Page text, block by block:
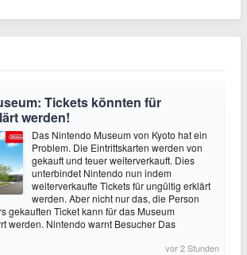
Tickets könnten für
werden!
Das Nintendo Museum von Kyoto hat ein
Problem. Die Eintrittskarten werden von
gekauft und teuer weiterverkauft. Dies
unterbindet Nintendo nun indem
weiterverkaufte Tickets für ungültig erklärt
werden. Aber nicht nur das, die Person
gekauften Ticket kann für das Museum
werden. Nintendo warnt Besucher Das
vor 2 Stunden